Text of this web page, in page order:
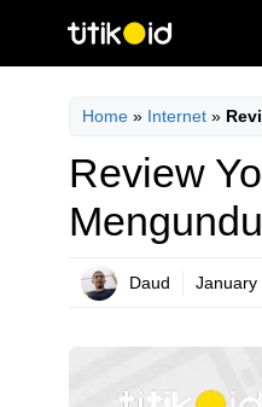
Home» Internet»
Review
Daud January